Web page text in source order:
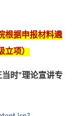
根据申报材料遴
项）
当时”理论宣讲专